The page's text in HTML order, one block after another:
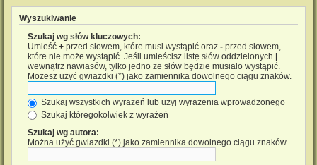
Wyszukiwanie
Szukaj wg słów kluczowych:
Umieść + przed słowem, które musi wystąpić oraz - przed słowem,
które nie może wystąpić. Jeśli umieścisz listę słów oddzielonych
wewnątrz nawiasów, tylko jedno ze słów będzie musiało wystąpić.
Możesz użyć gwiazdki (*) jako zamiennika dowolnego ciągu znaków.
Szukaj wszystkich wyrażeń lub użyj wyrażenia wprowadzonego
Szukaj któregokolwiek z wyrażeń
Szukaj wg autora:
Można użyć gwiazdki (*) jako zamiennika dowolnego ciągu znaków.